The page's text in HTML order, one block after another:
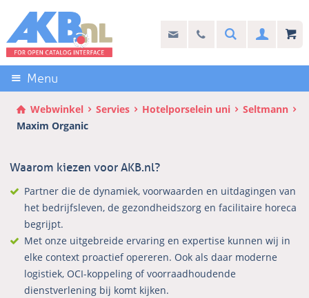
links
over
Direct
naar
de
inhoud
Direct
hoofdmenu
info@akb.nl
Stel uw vraag
030 69 50 814Search
Menu
Webwinkel Servies Hotelporselein uni
Seltmann
Maxim Organic
Waarom kiezen voor AKB.nl?
Partner die de dynamiek, voorwaarden en uitdagingen van
het bedrijfsleven, de gezondheidszorg en facilitaire horeca
begrijpt.
Met onze uitgebreide ervaring en expertise kunnen wij in
elke context proactief opereren. Ook als daar moderne
logistiek, OCI-koppeling of voorraadhoudende
dienstverlening bij komt kijken.